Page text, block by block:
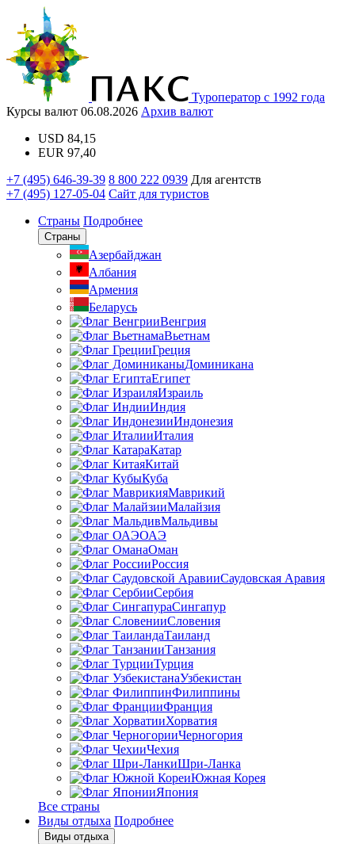
Туроператор с 1992 года
Курсы валют 06.08.2026 Архив валют
USD 84,15
EUR 97,40
+7 (495) 646-39-39 8 800 222 0939 Для агентств
+7 (495) 127-05-04 Сайт для туристов
Страны Подробнее
Страны
Азербайджан
Албания
Армения
Беларусь
Венгрия
Вьетнам
Греция
Доминикана
Египет
Израиль
Индия
Индонезия
Италия
Катар
Китай
Куба
Маврикий
Малайзия
Мальдивы
ОАЭ
Оман
Россия
Саудовская Аравия
Сербия
Сингапур
Словения
Таиланд
Танзания
Турция
Узбекистан
Филиппины
Франция
Хорватия
Черногория
Чехия
Шри-Ланка
Южная Корея
Япония
Все страны
Виды отдыха Подробнее
Виды отдыха